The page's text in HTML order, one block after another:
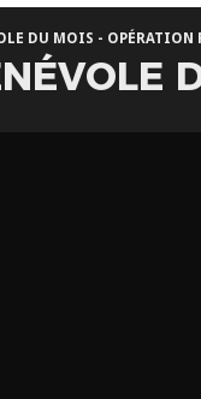
DU MOIS - OPÉRATION